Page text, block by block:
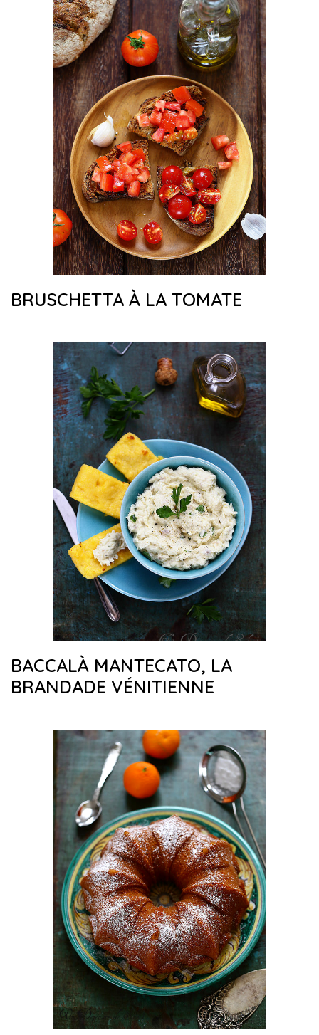
BRUSCHETTA À LA TOMATE
BACCALÀ MANTECATO, LA
BRANDADE VÉNITIENNE